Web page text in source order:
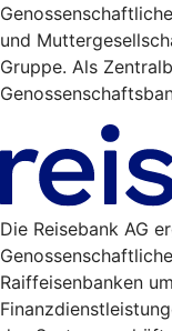
und
Gruppe. Als
Die Reisebank AG
Raiffeisenbanken